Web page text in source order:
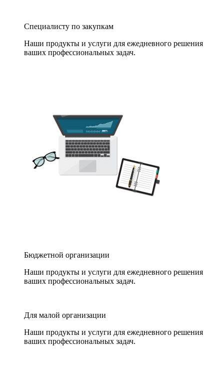
Специалисту по закупкам
Наши продукты и услуги для ежедневного решения
ваших профессиональных задач.
Бюджетной организации
Наши продукты и услуги для ежедневного решения
ваших профессиональных задач.
Для малой организации
Наши продукты и услуги для ежедневного решения
ваших профессиональных задач.